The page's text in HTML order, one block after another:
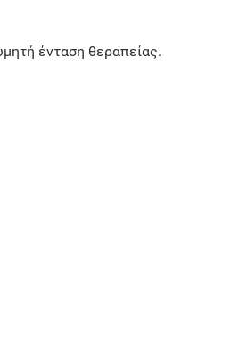
ένταση θεραπείας.